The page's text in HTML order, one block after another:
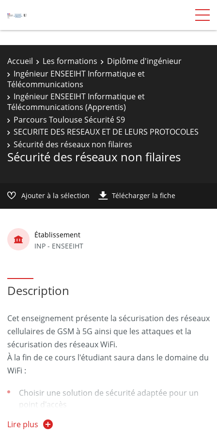
Accueil Les formations
Diplôme d'ingénieur
Ingénieur ENSEEIHT Informatique et
Télécommunications
Ingénieur ENSEEIHT Informatique et
Télécommunications (Apprentis)
Parcours Toulouse Sécurité S9
SECURITE DES RESEAUX ET DE LEURS PROTOCOLES
Sécurité des réseaux non filaires
Sécurité des réseaux non filaires
Ajouter à la sélection Télécharger la fiche
Établissement
INP - ENSEEIHT
Description
Cet enseignement présente la sécurisation des réseaux
cellulaires de GSM à 5G ainsi que les attaques et la
sécurisation des réseaux WiFi.
À la fin de ce cours l'étudiant saura dans le domaine du
WiFi :
Choisir une solution de sécurité adaptée pour un
point d'accès
Comprendre et choisir les multiples options
Lire plus